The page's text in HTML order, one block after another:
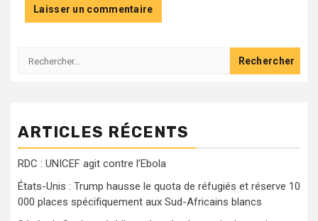
Rechercher :
ARTICLES RÉCENTS
RDC : UNICEF agit contre l’Ebola
États-Unis : Trump hausse le quota de réfugiés et réserve 10
000 places spécifiquement aux Sud-Africains blancs